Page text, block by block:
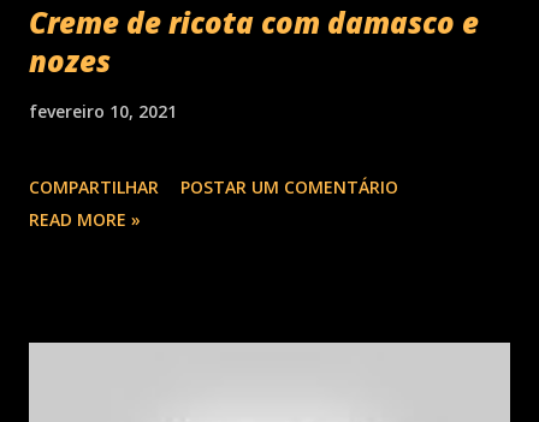
Creme de ricota com damasco e
nozes
fevereiro 10, 2021
COMPARTILHAR
POSTAR UM COMENTÁRIO
READ MORE »